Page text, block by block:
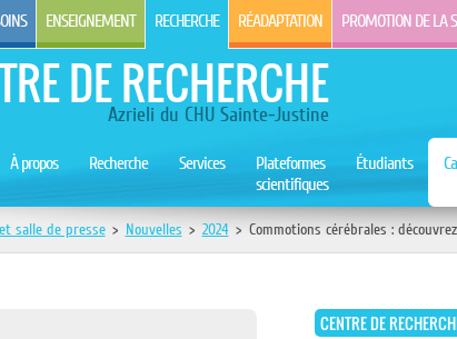
ENSEIGNEMENT RECHERCHE RÉADAPTATION PROMOTION DE LA
DE RECHERCHE
Azrieli du CHU Sainte-Justine
À propos Recherche Services
Plateformes
scientifiques
Étudiants
salle de presse > Nouvelles > 2024 > Commotions cérébrales :
CENTRE DE